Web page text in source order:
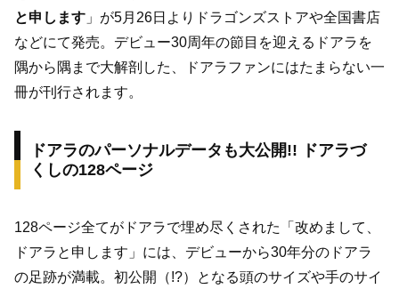
と申します 」が5月26日よりドラゴンズストアや全国書店
などにて発売。デビュー30周年の節目を迎えるドアラを
隅から隅まで大解剖した、ドアラファンにはたまらない一
冊が刊行されます。
ドアラのパーソナルデータも大公開!! ドアラづ
くしの128ページ
128ページ全てがドアラで埋め尽くされた「改めまして、
ドアラと申します」には、デビューから30年分のドアラ
の足跡が満載。初公開（!?）となる頭のサイズや手のサイ